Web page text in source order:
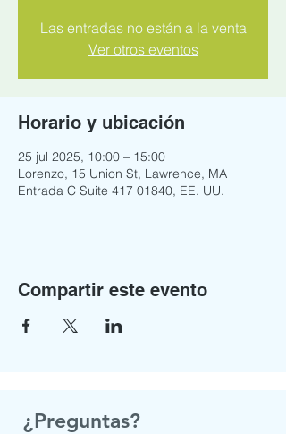
Las entradas no están a la venta
Ver otros eventos
Horario y ubicación
25 jul 2025, 10:00 – 15:00
Lorenzo, 15 Union St, Lawrence, MA
Entrada C Suite 417 01840, EE. UU.
Compartir este evento
¿Preguntas?